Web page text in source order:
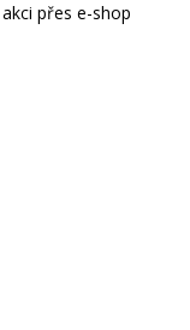
přes e-shop